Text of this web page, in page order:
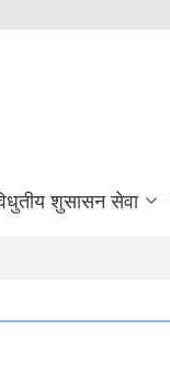
शुसासन सेवा